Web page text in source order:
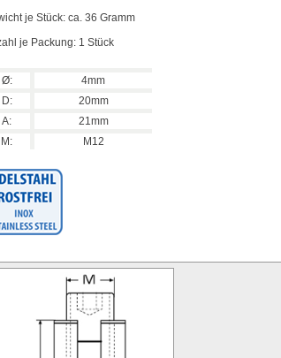
je Stück: ca. 36 Gramm
je Packung: 1 Stück
Ø:
4mm
D:
20mm
A:
21mm
M:
M12